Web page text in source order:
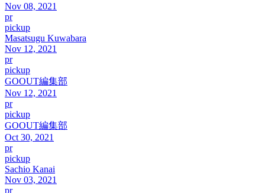
Nov 08, 2021
pr
pickup
Masatsugu Kuwabara
Nov 12, 2021
pr
pickup
GOOUT編集部
Nov 12, 2021
pr
pickup
GOOUT編集部
Oct 30, 2021
pr
pickup
Sachio Kanai
Nov 03, 2021
pr